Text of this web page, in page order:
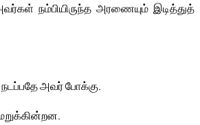
நம்பியிருந்த அரணையும் இடித்துத்
அவர் போக்கு.